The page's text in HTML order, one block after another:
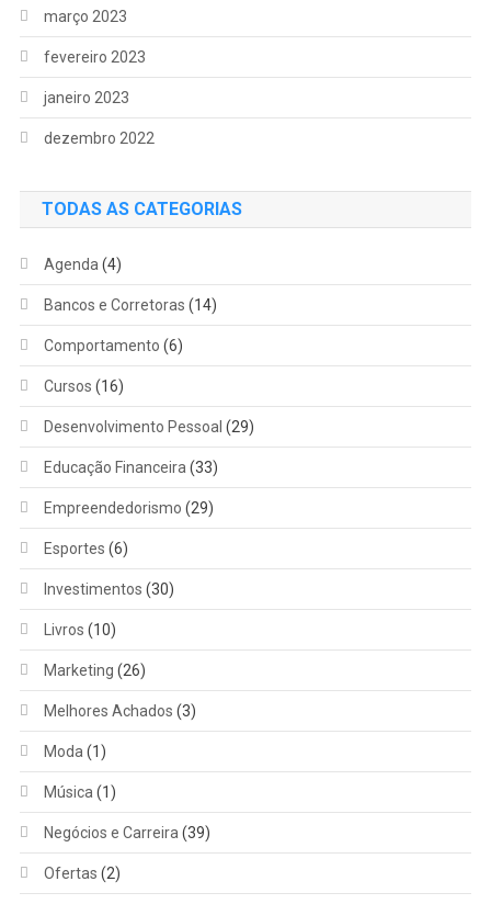
março 2023
fevereiro 2023
janeiro 2023
dezembro 2022
TODAS AS CATEGORIAS
Agenda(4)
Bancos e Corretoras (14)
Comportamento (6)
Cursos (16)
Desenvolvimento Pessoal (29)
Educação Financeira(33)
Empreendedorismo (29)
Esportes (6)
Investimentos (30)
Livros (10)
Marketing (26)
Melhores Achados (3)
Moda(1)
Música(1)
Negócios e Carreira(39)
Ofertas (2)